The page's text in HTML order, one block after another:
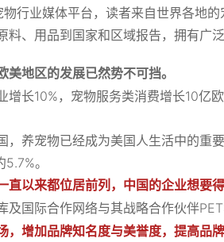
行业媒体平台，读者来自世界各地
、用品到国家和区域报告，拥有广泛
美地区的发展已然势不可挡。
增长10%，宠物服务类消费增长10亿
，养宠物已经成为美国人生活中的重
。
直以来都位居前列，中国的企业想要
及国际合作网络与其战略合作伙伴
增加品牌知名度与美誉度，提高品